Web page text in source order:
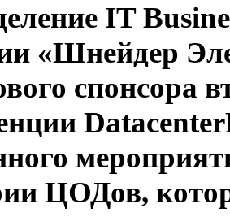
IT
«Шнейдер
спонсора
ЦОДов,